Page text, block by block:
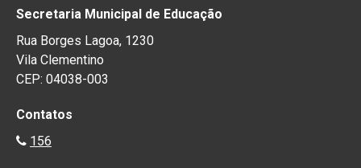
Secretaria Municipal de Educação
Rua Borges Lagoa, 1230
Vila Clementino
CEP: 04038-003
Contatos
156